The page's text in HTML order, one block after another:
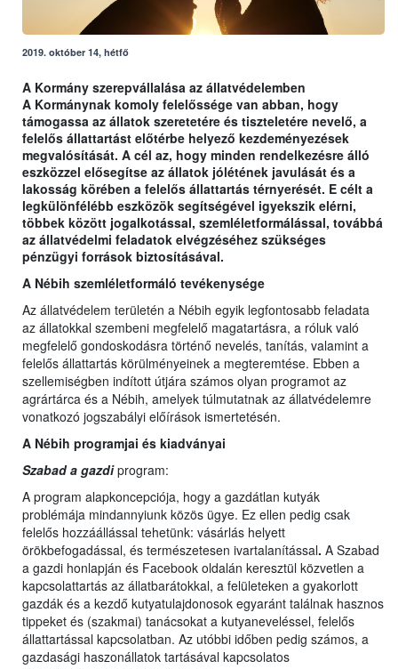
2019. október 14, hétfő
A Kormány szerepvállalása az állatvédelemben
A Kormánynak komoly felelőssége van abban, hogy
támogassa az állatok szeretetére és tiszteletére nevelő, a
felelős állattartást előtérbe helyező kezdeményezések
megvalósítását. A cél az, hogy minden rendelkezésre álló
eszközzel elősegítse az állatok jólétének javulását és a
lakosság körében a felelős állattartás térnyerését. E célt a
legkülönfélébb eszközök segítségével igyekszik elérni,
többek között jogalkotással, szemléletformálással, továbbá
az állatvédelmi feladatok elvégzéséhez szükséges
pénzügyi források biztosításával.
A Nébih szemléletformáló tevékenysége
Az állatvédelem területén a Nébih egyik legfontosabb feladata
az állatokkal szembeni megfelelő magatartásra, a róluk való
megfelelő gondoskodásra történő nevelés, tanítás, valamint a
felelős állattartás körülményeinek a megteremtése. Ebben a
szellemiségben indított útjára számos olyan programot az
agrártárca és a Nébih, amelyek túlmutatnak az állatvédelemre
vonatkozó jogszabályi előírások ismertetésén.
A Nébih programjai és kiadványai
Szabad a gazdiprogram:
A program alapkoncepciója, hogy a gazdátlan kutyák
problémája mindannyiunk közös ügye. Ez ellen pedig csak
felelős hozzáállással tehetünk: vásárlás helyett
örökbefogadással, és természetesen ivartalanítással. A Szabad
a gazdi honlapján és Facebook oldalán keresztül közvetlen a
kapcsolattartás az állatbarátokkal, a felületeken a gyakorlott
gazdák és a kezdő kutyatulajdonosok egyaránt találnak hasznos
tippeket és (szakmai) tanácsokat a kutyaneveléssel, felelős
állattartással kapcsolatban. Az utóbbi időben pedig számos, a
gazdasági haszonállatok tartásával kapcsolatos